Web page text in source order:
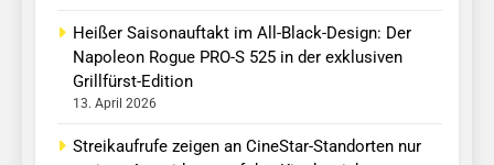
Heißer Saisonauftakt im All-Black-Design: Der
Napoleon Rogue PRO-S 525 in der exklusiven
Grillfürst-Edition
13. April 2026
Streikaufrufe zeigen an CineStar-Standorten nur